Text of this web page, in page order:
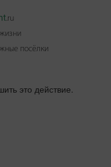
.ru
посёлки
это действие.